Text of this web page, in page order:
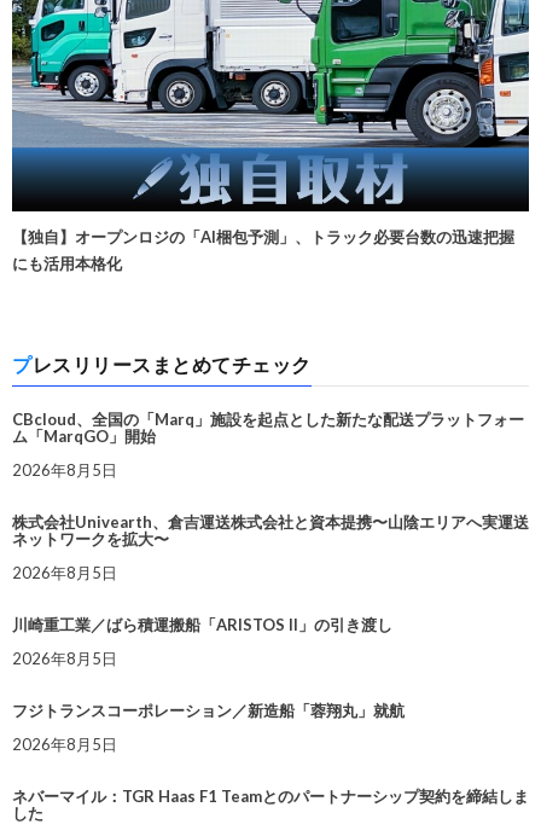
【独自】オープンロジの「AI梱包予測」、トラック必要台数の迅速把握
にも活用本格化
プレスリリースまとめてチェック
CBcloud、全国の「Marq」施設を起点とした新たな配送プラットフォー
ム「MarqGO」開始
2026年8月5日
株式会社Univearth、倉吉運送株式会社と資本提携〜山陰エリアへ実運送
ネットワークを拡大〜
2026年8月5日
川崎重工業／ばら積運搬船「ARISTOS II」の引き渡し
2026年8月5日
フジトランスコーポレーション／新造船「蓉翔丸」就航
2026年8月5日
ネバーマイル：TGR Haas F1 Teamとのパートナーシップ契約を締結しま
した